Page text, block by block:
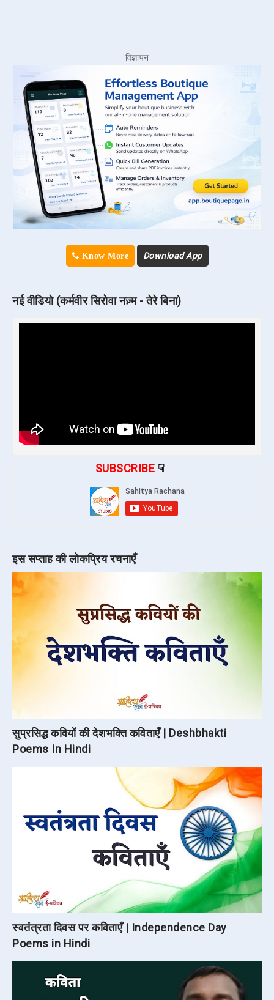
विज्ञापन
Know More Download App
नई वीडियो (कर्मवीर सिरोवा नज़्म - तेरे बिना)
SUBSCRIBE
इस सप्ताह की लोकप्रिय रचनाएँ
सुप्रसिद्ध कवियों की देशभक्ति कविताएँ | Deshbhakti
Poems In Hindi
स्वतंत्रता दिवस पर कविताएँ | Independence Day
Poems in Hindi